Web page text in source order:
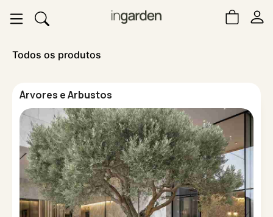
Todos os produtos
Árvores e Arbustos